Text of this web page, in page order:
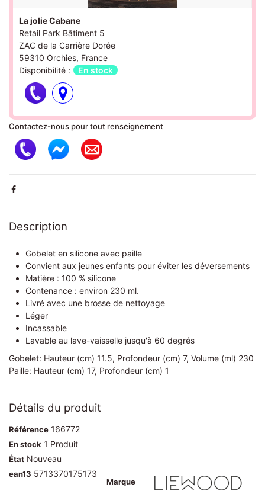
La jolie Cabane
Retail Park Bâtiment 5
ZAC de la Carrière Dorée
59310 Orchies, France
Disponibilité :
En stock
Contactez-nous pour tout renseignement
Description
Gobelet en silicone avec paille
Convient aux jeunes enfants pour éviter les déversements
Matière : 100 % silicone
Contenance : environ 230 ml.
Livré avec une brosse de nettoyage
Léger
Incassable
Lavable au lave-vaisselle jusqu'à 60 degrés
Gobelet: Hauteur (cm) 11.5, Profondeur (cm) 7, Volume (ml) 230
Paille: Hauteur (cm) 17, Profondeur (cm) 1
Détails du produit
Marque
Référence 166772
En stock 1 Produit
État Nouveau
ean13 5713370175173